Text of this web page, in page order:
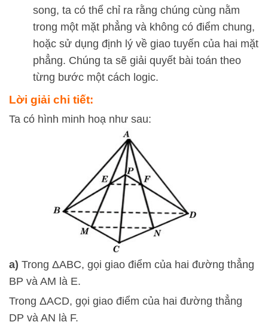
song, ta có thể chỉ ra rằng chúng cùng nằm
trong một mặt phẳng và không có điểm chung,
hoặc sử dụng định lý về giao tuyến của hai mặt
phẳng. Chúng ta sẽ giải quyết bài toán theo
từng bước một cách logic.
Lời giải chi tiết:
Ta có hình minh hoạ như sau:
a) Trong ΔABC, gọi giao điểm của hai đường thẳng
BP và AM là E.
Trong ΔACD, gọi giao điểm của hai đường thẳng
DP và AN là F.